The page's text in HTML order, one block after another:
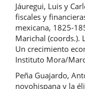
Jáuregui, Luis y
fiscales y
mexicana, 1825-
Marichal (coords.).
Un crecimiento
Instituto Mora/
Peña Guajardo,
novohispana y la